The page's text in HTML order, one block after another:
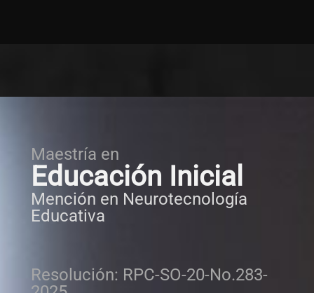
Maestría en
Educación Inicial
Mención en Neurotecnología
Educativa
Resolución: RPC-SO-20-No.283-